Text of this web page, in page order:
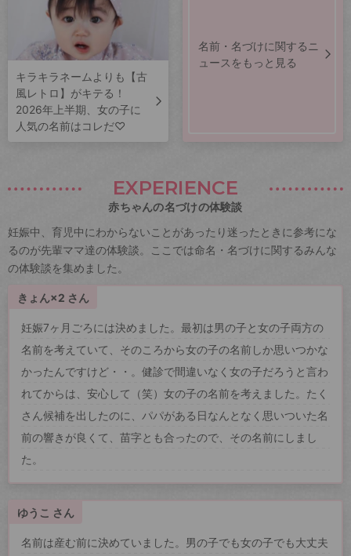
キラキラネームよりも【古
風レトロ】がキテる！
2026年上半期、女の子に
人気の名前はコレだ♡
名前・名づけに関するニ
ュースをもっと見る
EXPERIENCE
赤ちゃんの名づけの体験談
妊娠中、育児中にわからないことがあったり迷ったときに参考にな
るのが先輩ママ達の体験談。ここでは命名・名づけに関するみんな
の体験談を集めました。
きょん×2 さん
妊娠7ヶ月ごろには決めました。最初は男の子と女の子両方の
名前を考えていて、そのころから女の子の名前しか思いつかな
かったんですけど・・。健診で間違いなく女の子だろうと言わ
れてからは、安心して（笑）女の子の名前を考えました。たく
さん候補を出したのに、パパがある日なんとなく思いついた名
前の響きが良くて、苗字とも合ったので、その名前にしまし
た。
ゆうこ さん
名前は産む前に決めていました。男の子でも女の子でも大丈夫